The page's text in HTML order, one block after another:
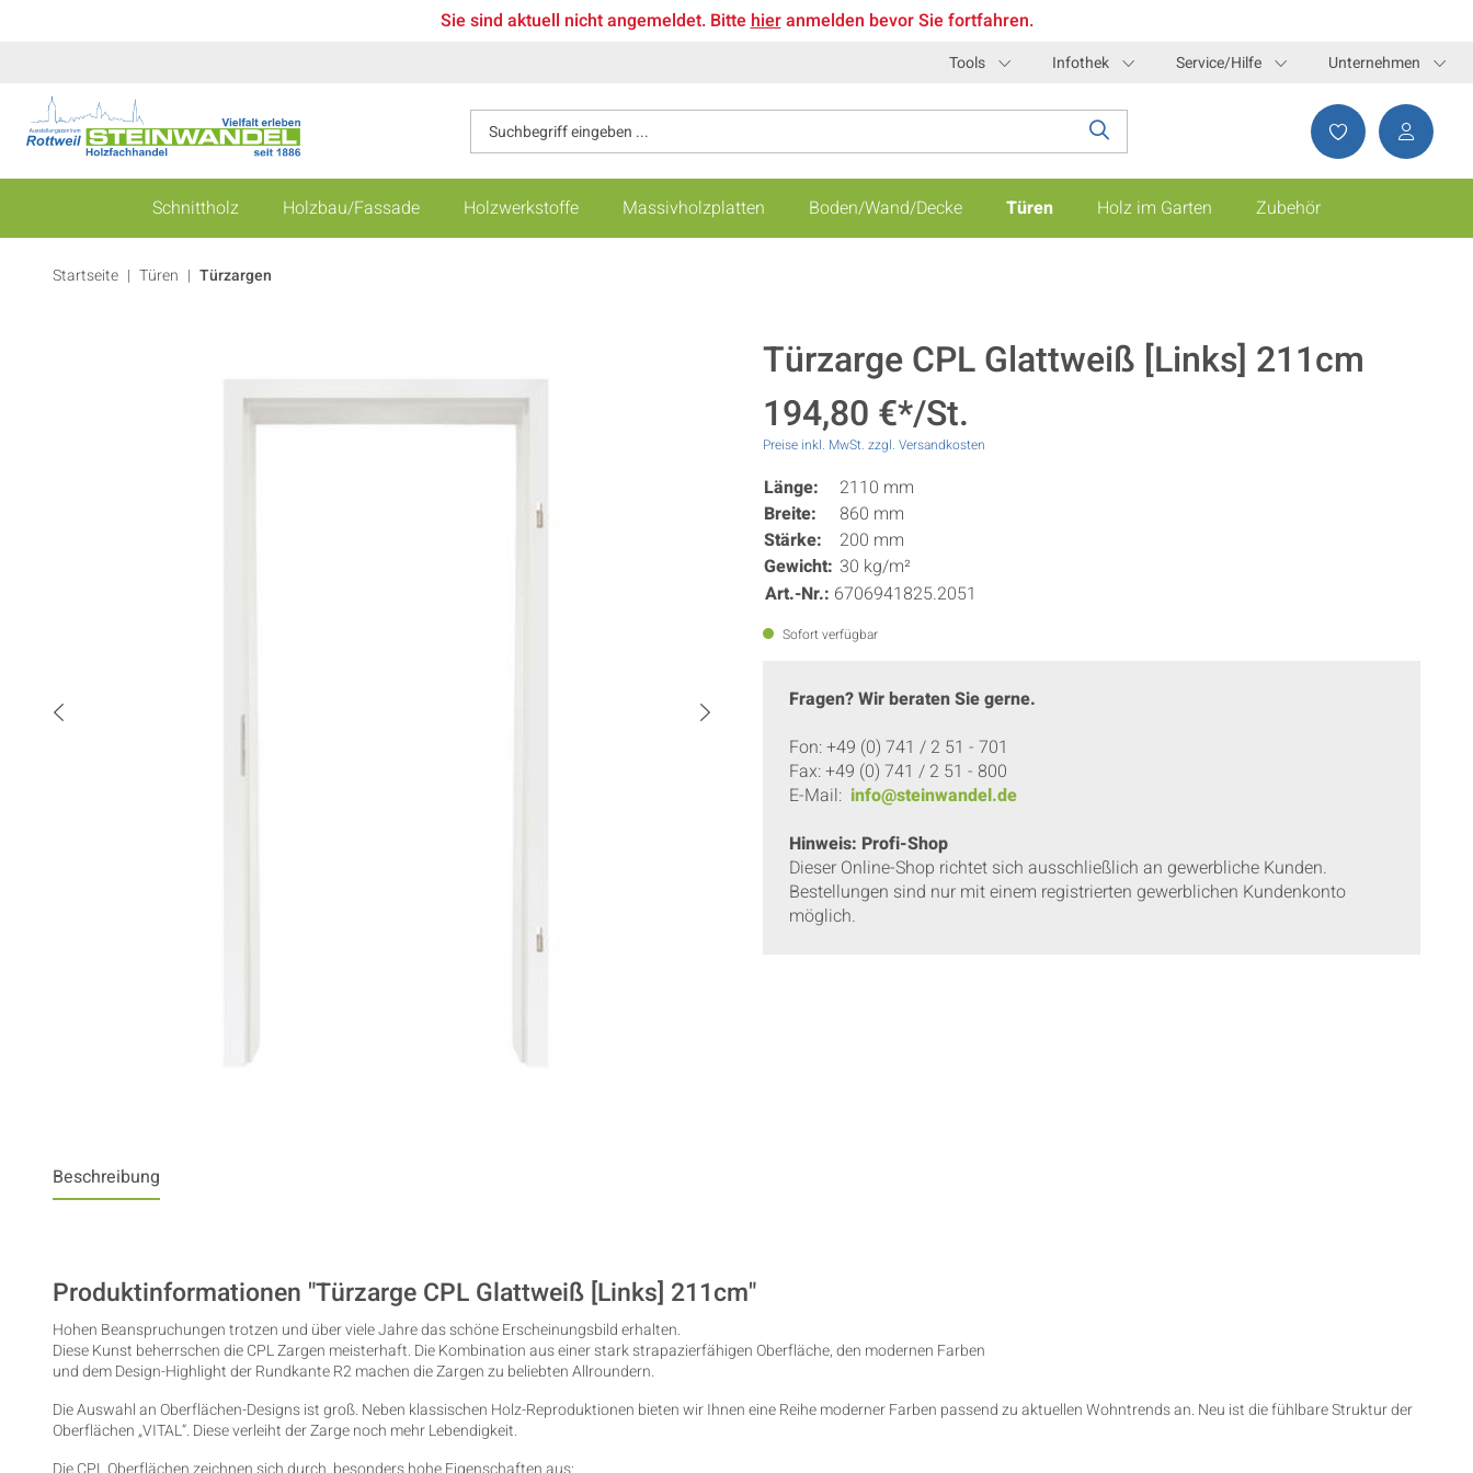
Sie sind aktuell nicht angemeldet. Bittehieranmelden bevor Sie fortfahren.
Tools Infothek Service/Hilfe Unternehmen
Schnittholz Holzbau/Fassade Holzwerkstoffe Massivholzplatten Boden/Wand/Decke Türen Holz im Garten Zubehör
Startseite Türen | Türzargen
Türzarge CPL Glattweiß [Links] 211cm
194,80 €*/St.
Preise inkl. MwSt. zzgl. Versandkosten
Länge:
2110 mm
Breite:
860 mm
Stärke:
200 mm
Gewicht: 30 kg/m²
Art.-Nr.: 6706941825.2051
Sofort verfügbar
Fragen? Wir beraten Sie gerne.
Fon: +49 (0) 741 / 2 51 - 701
Fax: +49 (0) 741 / 2 51 - 800
E-Mail: info@steinwandel.de
Hinweis: Profi-Shop
Dieser Online-Shop richtet sich ausschließlich an gewerbliche Kunden.
Bestellungen sind nur mit einem registrierten gewerblichen Kundenkonto
möglich.
Beschreibung
Produktinformationen "Türzarge CPL Glattweiß [Links] 211cm"
Hohen Beanspruchungen trotzen und über viele Jahre das schöne Erscheinungsbild erhalten.
Diese Kunst beherrschen die CPL Zargen meisterhaft. Die Kombination aus einer stark strapazierfähigen Oberfläche, den modernen Farben
und dem Design-Highlight der Rundkante R2 machen die Zargen zu beliebten Allroundern.
Die Auswahl an Oberflächen-Designs ist groß. Neben klassischen Holz-Reproduktionen bieten wir Ihnen eine Reihe moderner Farben passend zu aktuellen Wohntrends an. Neu ist die fühlbare Struktur der
Oberflächen „VITAL“. Diese verleiht der Zarge noch mehr Lebendigkeit.